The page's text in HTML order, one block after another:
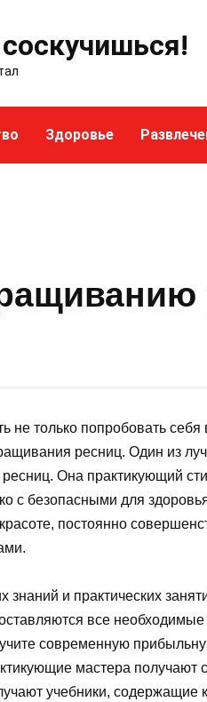
Здоровье
не только попробовать
ресниц. Один из
Она практикующий
с безопасными для
постоянно
знаний и практических
все
современную
мастера получают
учебники, содержащие